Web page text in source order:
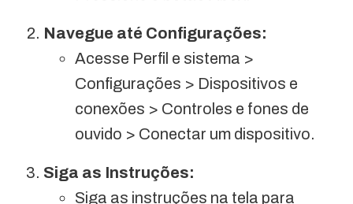
Navegue até Configurações:
Acesse Perfil e sistema >
Configurações > Dispositivos e
conexões > Controles e fones de
ouvido > Conectar um dispositivo.
Siga as Instruções:
Siga as instruções na tela para